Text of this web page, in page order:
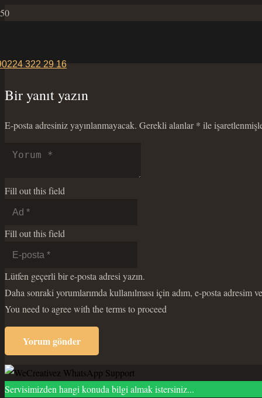
322 29 16
Bir yanıt yazın
E-posta adresiniz yayınlanmayacak. Gerekli alanlar* ile
Fill out this field
Fill out this field
Lütfen geçerli bir e-posta adresi yazın.
Daha sonraki yorumlarımda kullanılması için adım, e-posta adresim
You need to agree with the terms to proceed
Yorum gönder
Servisimizden hangi konuda bilgi almak istersiniz...